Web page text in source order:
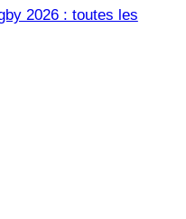
2026 : toutes les